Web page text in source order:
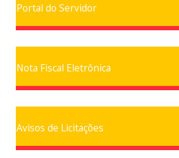
Portal do Servidor
Nota Fiscal Eletrônica
Avisos de Licitações